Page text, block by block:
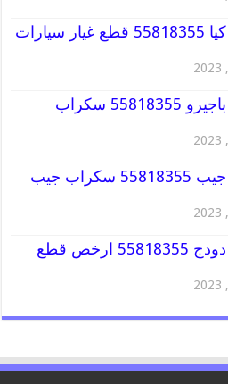
قطع غيار كيا 55818355 قطع غيار سيارات
قطع غيار باجيرو 55818355 سكراب
قطع غيار جيب 55818355 سكراب جيب
قطع غيار دودج 55818355 ارخص قطع